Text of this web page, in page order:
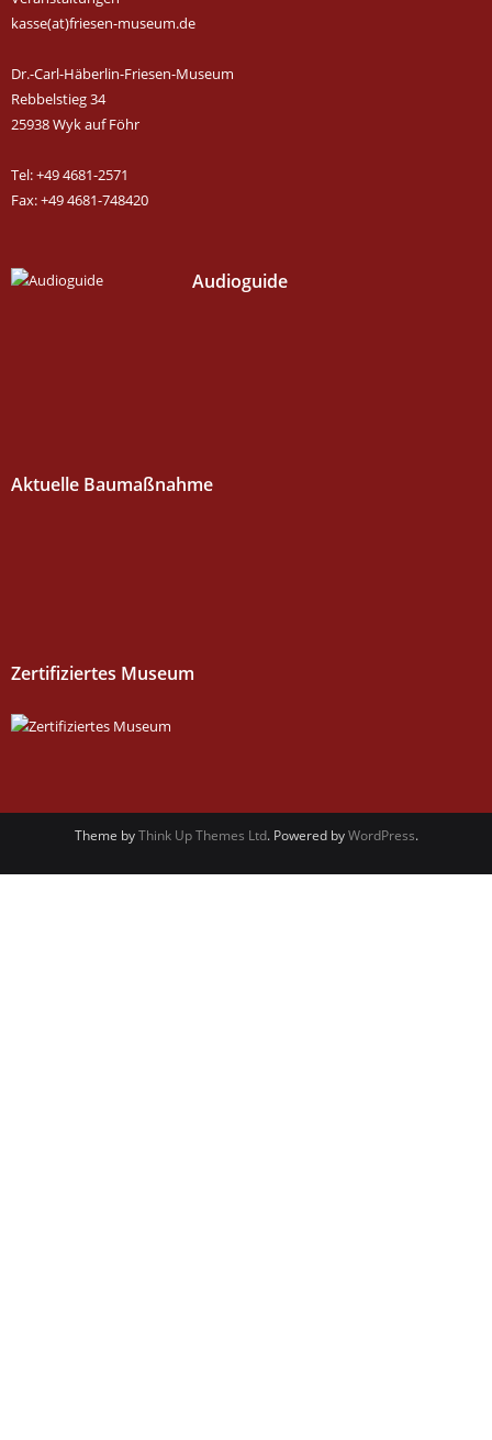
kasse(at)friesen-museum.de
Dr.-Carl-Häberlin-Friesen-Museum
Rebbelstieg 34
25938 Wyk auf Föhr
Tel: +49 4681-2571
Fax: +49 4681-748420
Audioguide
Aktuelle Baumaßnahme
Zertifiziertes Museum
Theme byThink Up Themes Ltd. Powered byWordPress.